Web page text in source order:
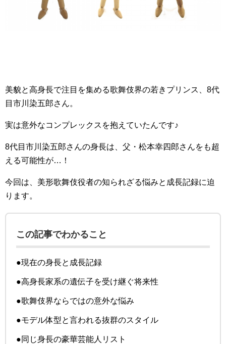
美貌と高身長で注目を集める歌舞伎界の若きプリンス、8代
目市川染五郎さん。
実は意外なコンプレックスを抱えていたんです♪
8代目市川染五郎さんの身長は、父・松本幸四郎さんをも超
える可能性が…！
今回は、美形歌舞伎役者の知られざる悩みと成長記録に迫
ります。
この記事でわかること
●現在の身長と成長記録
●高身長家系の遺伝子を受け継ぐ将来性
●歌舞伎界ならではの意外な悩み
●モデル体型と言われる抜群のスタイル
●同じ身長の豪華芸能人リスト